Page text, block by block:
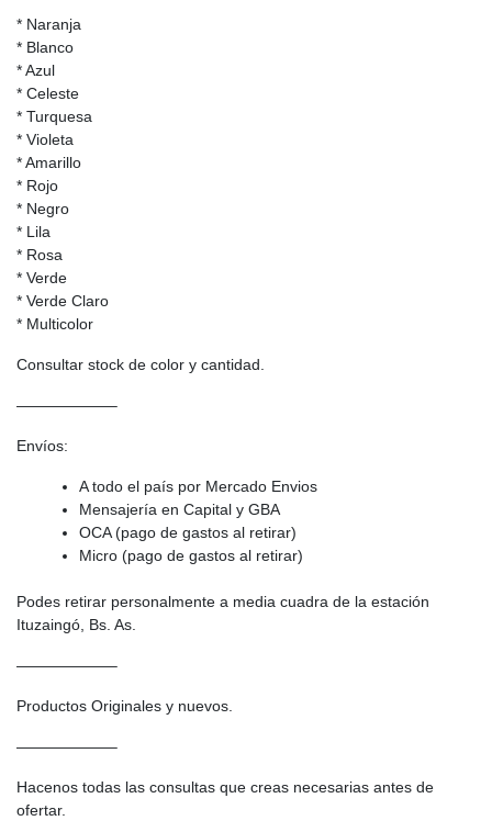
* Naranja
* Blanco
* Azul
* Celeste
* Turquesa
* Violeta
* Amarillo
* Rojo
* Negro
* Lila
* Rosa
* Verde
* Verde Claro
* Multicolor
Consultar stock de color y cantidad.
——————–
Envíos:
A todo el país por Mercado Envios
Mensajería en Capital y GBA
OCA (pago de gastos al retirar)
Micro (pago de gastos al retirar)
Podes retirar personalmente a media cuadra de la estación
Ituzaingó, Bs. As.
——————–
Productos Originales y nuevos.
——————–
Hacenos todas las consultas que creas necesarias antes de
ofertar.